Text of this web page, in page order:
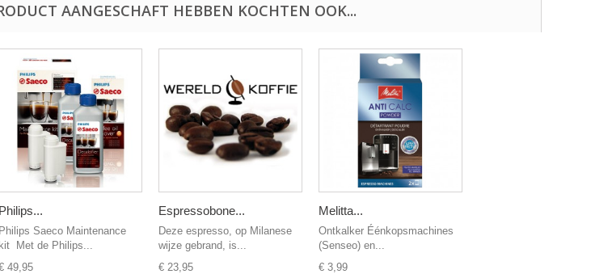
AANGESCHAFT HEBBEN KOCHTEN OOK...
Philips...
Philips Saeco Maintenance
kit Met de Philips...
49,95
Espressobone...
Deze espresso, op Milanese
wijze gebrand, is...
€ 23,95
Melitta...
Ontkalker Éénkopsmachines
(Senseo) en...
€ 3,99